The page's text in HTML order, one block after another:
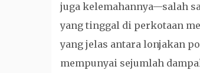
juga kelemahannya—salah
yang tinggal di perkotaan
yang jelas antara lonjakan
mempunyai sejumlah